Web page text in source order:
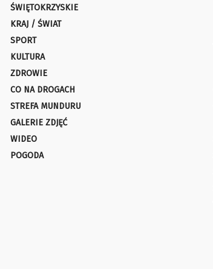
ŚWIĘTOKRZYSKIE
KRAJ / ŚWIAT
SPORT
KULTURA
ZDROWIE
CO NA DROGACH
STREFA MUNDURU
GALERIE ZDJĘĆ
WIDEO
POGODA